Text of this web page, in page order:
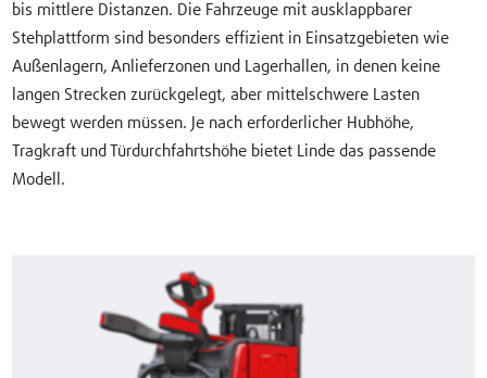
bis mittlere Distanzen. Die Fahrzeuge mit ausklappbarer
Stehplattform sind besonders effizient in Einsatzgebieten wie
Außenlagern, Anlieferzonen und Lagerhallen, in denen keine
langen Strecken zurückgelegt, aber mittelschwere Lasten
bewegt werden müssen. Je nach erforderlicher Hubhöhe,
Tragkraft und Türdurchfahrtshöhe bietet Linde das passende
Modell.